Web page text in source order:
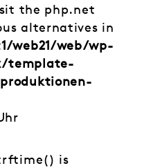
the php.net
alternatives in
web21/web/wp-
template-
is